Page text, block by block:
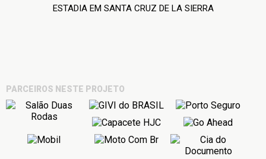
ESTADIA EM SANTA CRUZ DE LA SIERRA
PARCEIROS NESTE PROJETO